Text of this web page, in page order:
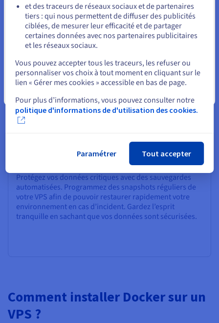
Gestion simplifiée
Simplifiez votre gestion des applications grâce aux outils
intuitifs de gestion des conteneurs Docker. Avec une
simple commande sudo, vous pouvez déployer, mettre à
jour et dimensionner vos conteneurs en toute simplicité.
Concentrez-vous sur le développement de vos
applications plutôt que sur la gestion d’une
infrastructure complexe.
Protégez vos données critiques avec des sauvegardes
automatisées. Programmez des snapshots réguliers de
votre VPS afin de pouvoir restaurer rapidement votre
environnement en cas d’incident. Gardez l’esprit
tranquille en sachant que vos données sont sécurisées.
Comment installer Docker sur un
VPS ?
Rester sur le site actuel
Sélectionner un autre site web
et des traceurs de réseaux sociaux et de partenaires
tiers : qui nous permettent de diffuser des publicités
ciblées, de mesurer leur efficacité et de partager
certaines données avec nos partenaires publicitaires
et les réseaux sociaux.
Vous pouvez accepter tous les traceurs, les refuser ou
personnaliser vos choix à tout moment en cliquant sur le
lien « Gérer mes cookies » accessible en bas de page.
Pour plus d’informations, vous pouvez consulter notre
politique d'informations de d'utilisation des cookies.
Paramétrer Tout accepter